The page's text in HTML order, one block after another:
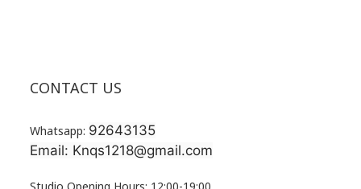
CONTACT US
Whatsapp: 92643135
Email: Knqs1218@gmail.com